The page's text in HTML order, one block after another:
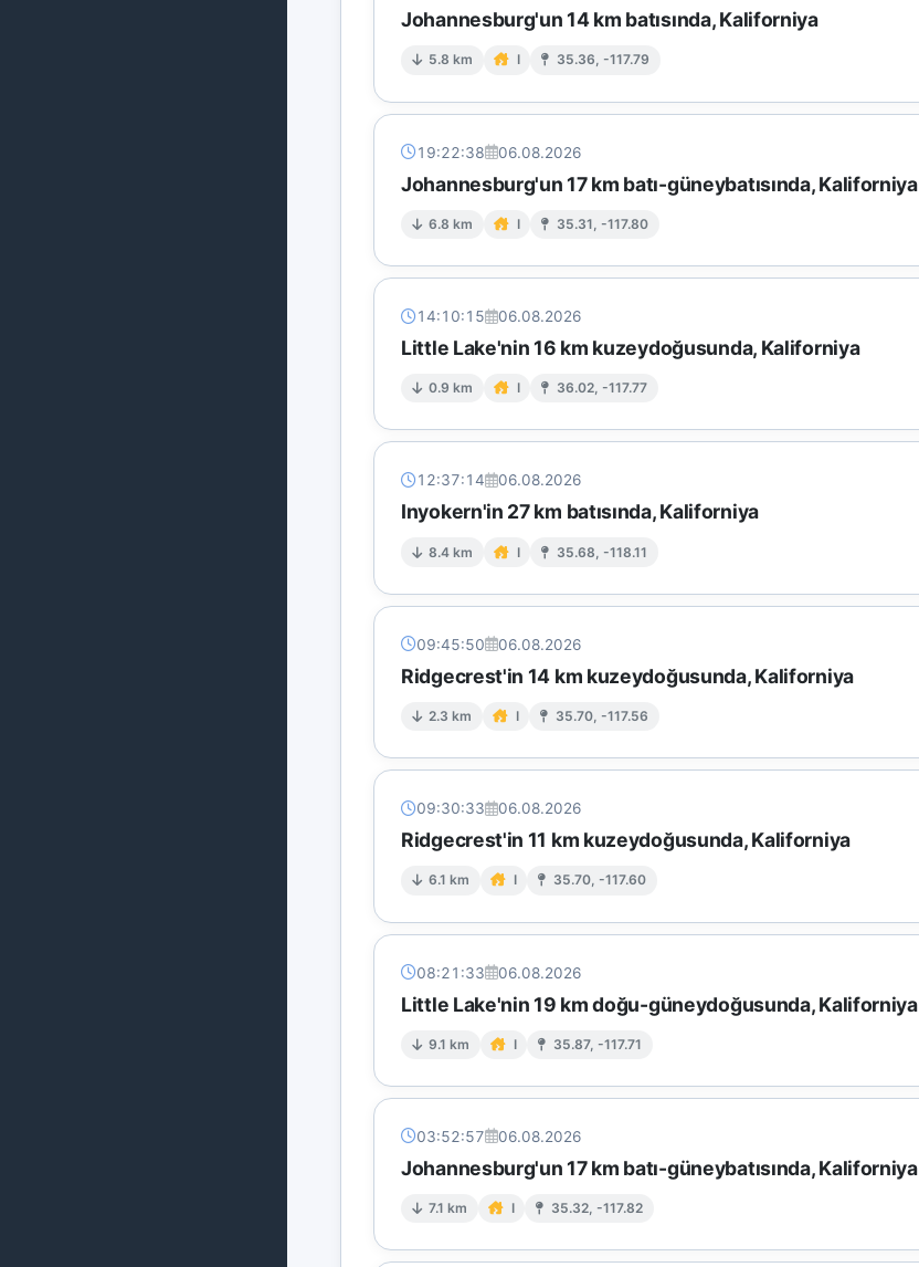
Johannesburg'un 14 km batısında, Kaliforniya
5.8 km I 35.36, -117.79
19:22:38 06.08.2026
Johannesburg'un 17 km batı-güneybatısında, Kaliforniya
6.8 km I 35.31, -117.80
14:10:15 06.08.2026
Little Lake'nin 16 km kuzeydoğusunda, Kaliforniya
0.9 km I 36.02, -117.77
12:37:14 06.08.2026
Inyokern'in 27 km batısında, Kaliforniya
8.4 km I 35.68, -118.11
09:45:50 06.08.2026
Ridgecrest'in 14 km kuzeydoğusunda, Kaliforniya
2.3 km I 35.70, -117.56
09:30:33 06.08.2026
Ridgecrest'in 11 km kuzeydoğusunda, Kaliforniya
6.1 km I 35.70, -117.60
08:21:33 06.08.2026
Little Lake'nin 19 km doğu-güneydoğusunda, Kaliforniya
9.1 km I 35.87, -117.71
03:52:57 06.08.2026
Johannesburg'un 17 km batı-güneybatısında, Kaliforniya
7.1 km I 35.32, -117.82